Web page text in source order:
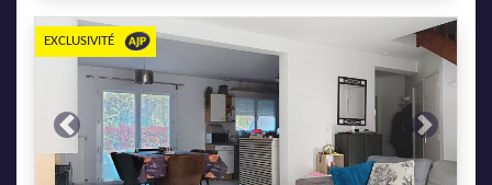
Previous Next
EXCLUSIVITÉ